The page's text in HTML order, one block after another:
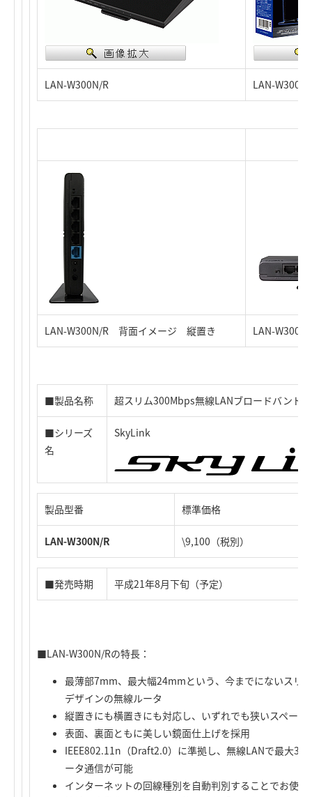
LAN-W300N/R LAN-
LAN-W300N/R 背面イメージ 縦置き LAN-
■製品名称 超スリム300Mbps無線LANブロードバンド
■シリーズ
名
SkyLink
製品型番 標準価格
LAN-W300N/R \9,100（税別）
■発売時期 平成21年8月下旬（予定）
■LAN-W300N/Rの特長：
最薄部7mm、最大幅24mmという、今までにないスリ
デザインの無線ルータ
縦置きにも横置きにも対応し、いずれでも狭いスペース
表面、裏面ともに美しい鏡面仕上げを採用
IEEE802.11n（Draft2.0）に準拠し、無線LANで最大
ータ通信が可能
インターネットの回線種別を自動判別することでお使